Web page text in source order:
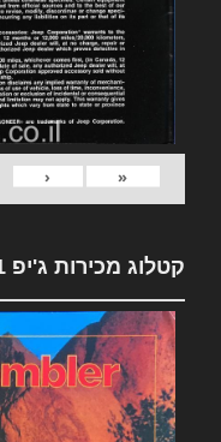
«
‹
קטלוג מכירות ג'יפ 1981